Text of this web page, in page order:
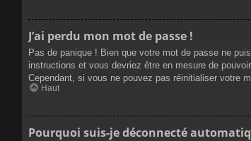
J’ai perdu mon mot de passe !
Pas de panique ! Bien que votre mot de passe ne
instructions et vous devriez être en mesure de
Cependant, si vous ne pouvez pas réinitialiser votre
Haut
Pourquoi suis-je déconnecté